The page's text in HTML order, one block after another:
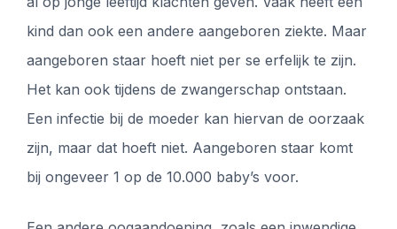
kind dan ook een andere aangeboren ziekte. Maar
aangeboren staar hoeft niet per se erfelijk te zijn.
Het kan ook tijdens de zwangerschap ontstaan.
Een infectie bij de moeder kan hiervan de oorzaak
zijn, maar dat hoeft niet. Aangeboren staar komt
bij ongeveer 1 op de 10.000 baby’s voor.